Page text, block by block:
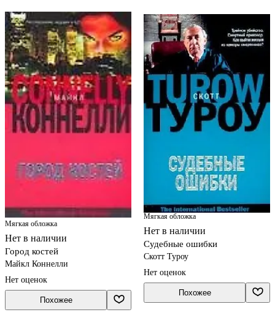
Мягкая обложка
Нет в наличии
Город костей
Майкл Коннелли
Нет оценок
Похожее
Мягкая обложка
Нет в наличии
Судебные ошибки
Скотт Туроу
Нет оценок
Похожее